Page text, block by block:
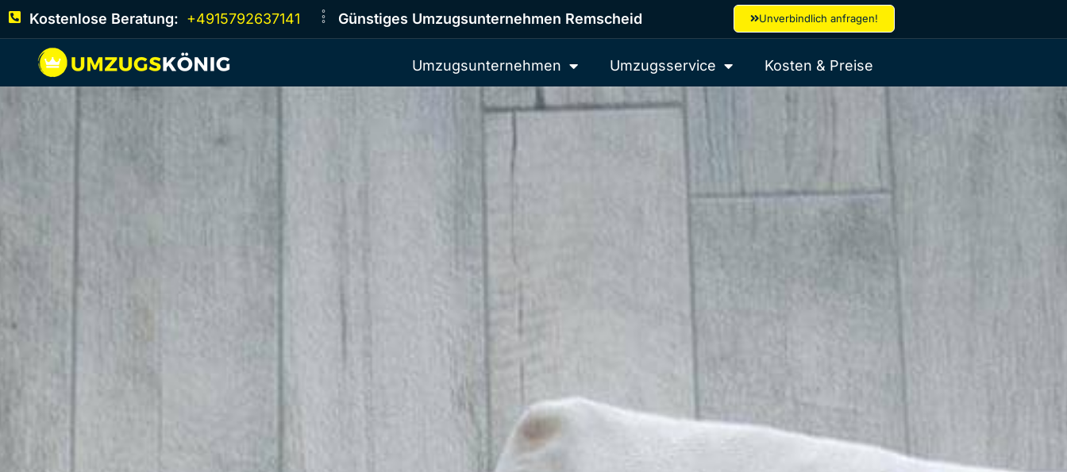
Kostenlose Beratung: +4915792637141 Günstiges Umzugsunternehmen Remscheid Unverbindlich anfragen!
Umzugsunternehmen Umzugsservice Kosten & Preise